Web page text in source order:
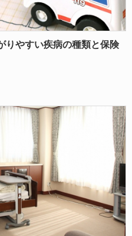
りやすい疾病の種類と保険